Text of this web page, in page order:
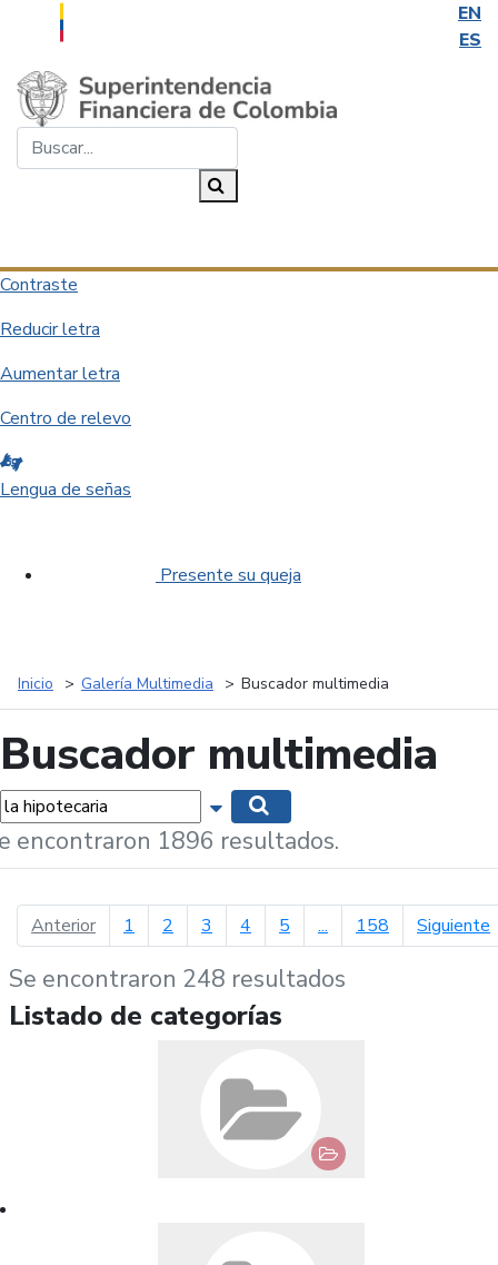
EN
ES
Saltar al contenido principal
Contraste
Reducir letra
Aumentar letra
Centro de relevo
Lengua de señas
Presente su queja
Inicio Galería Multimedia Buscador multimedia
Buscador multimedia
Mostrar opciones de búsqueda
encontraron 1896 resultados.
Anteriorpágina anterior
1 2 3 4 5 ... 158 Siguiente
Se encontraron 248 resultados
Listado de categorías